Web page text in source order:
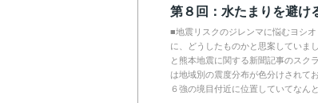
第８回：水たまりを避け
■地震リスクのジレンマに悩むヨシ
に、どうしたものかと思案していま
と熊本地震に関する新聞記事のスク
は地域別の震度分布が色分けされて
６強の境目付近に位置していてなん